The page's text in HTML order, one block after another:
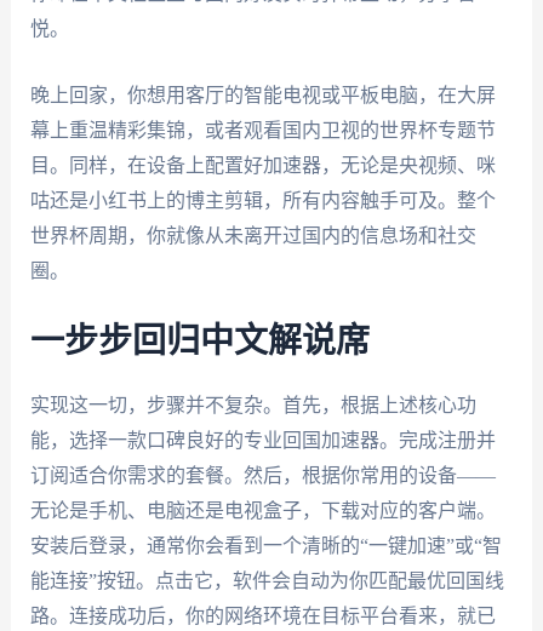
悦。
晚上回家，你想用客厅的智能电视或平板电脑，在大屏
幕上重温精彩集锦，或者观看国内卫视的世界杯专题节
目。同样，在设备上配置好加速器，无论是央视频、咪
咕还是小红书上的博主剪辑，所有内容触手可及。整个
世界杯周期，你就像从未离开过国内的信息场和社交
圈。
一步步回归中文解说席
实现这一切，步骤并不复杂。首先，根据上述核心功
能，选择一款口碑良好的专业回国加速器。完成注册并
订阅适合你需求的套餐。然后，根据你常用的设备——
无论是手机、电脑还是电视盒子，下载对应的客户端。
安装后登录，通常你会看到一个清晰的“一键加速”或“智
能连接”按钮。点击它，软件会自动为你匹配最优回国线
路。连接成功后，你的网络环境在目标平台看来，就已